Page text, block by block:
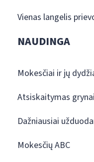
Vienas langelis
NAUDINGA
Mokesčiai ir jų
Atsiskaitymas
Dažniausiai
Mokesčių ABC